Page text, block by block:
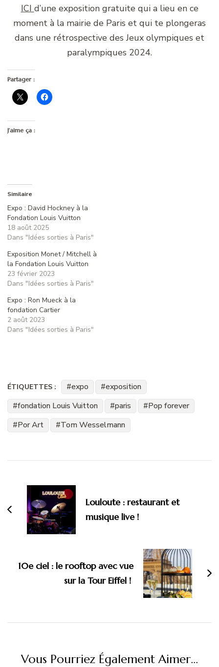
ICI d’une exposition gratuite qui a lieu en ce
moment à la mairie de Paris et qui te plongeras
dans une rétrospective des Jeux olympiques et
paralympiques 2024.
Partager :
J’aime ça :
Similaire
Expo : David Hockney à la
Fondation Louis Vuitton
18 août 2025
Dans "Idées sorties à Paris"
Exposition Monet / Mitchell à
la Fondation Louis Vuitton
23 février 2023
Dans "Idées sorties à Paris"
Expo : Ron Mueck à la
fondation Cartier
2 août 2023
Dans "Idées sorties à Paris"
ÉTIQUETTES : expo
exposition
fondation Louis Vuitton
paris
Pop forever
Por Art
Tom Wesselmann
d'article
Louloute : restaurant et
musique live !
10e ciel : le rooftop avec vue
sur la Tour Eiffel !
Vous Pourriez Également Aimer...